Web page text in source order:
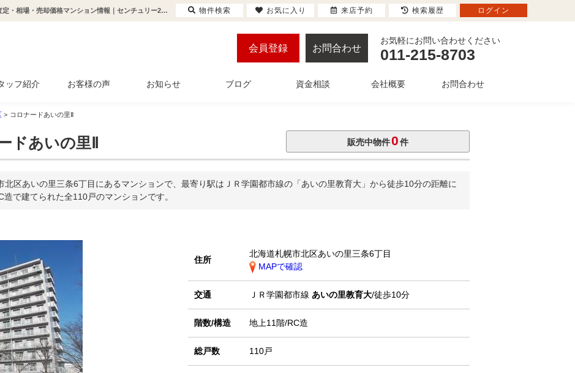
コロナードあいの里Ⅱ(あいの里教育大駅から徒歩10分)の購入・売り物件、売却査定・相場・売却価格マンション情報｜センチュリー21アルガホーム
会員登録 お問合わせ
お気軽にお問い合わせください
011-215-8703
ッフ紹介 お客様の声 お知らせ ブログ 資金相談 会社概要 お問合わせ
> コロナードあいの里Ⅱ
あいの里Ⅱ 販売中物件0件
北区あいの里三条6丁目にあるマンションで、最寄り駅はＪＲ学園都市線の「あいの里教育大」から徒歩10分の距離に
で建てられた全110戸のマンションです。
住所
北海道札幌市北区あいの里三条6丁目
MAPで確認
交通 ＪＲ学園都市線 あいの里教育大/徒歩10分
階数/構造 地上11階/RC造
総戸数 110戸
物件検索 お気に入り 来店予約 検索履歴 ログイン